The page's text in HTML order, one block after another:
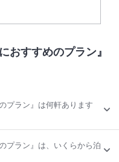
おすすめのプラン』
プラン』は何軒あります
プラン』は、いくらから泊